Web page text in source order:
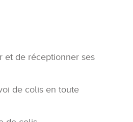
et de réceptionner ses
de colis en toute